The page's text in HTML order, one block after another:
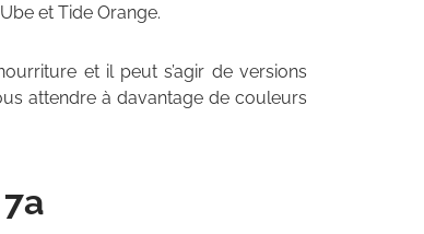
et Tide Orange.
et il peut s’agir de versions
attendre à davantage de couleurs